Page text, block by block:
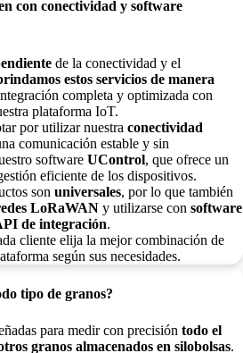
con conectividad y software
de la conectividad y el
estos servicios de manera
completa y optimizada con
plataforma IoT.
por utilizar nuestra conectividad
comunicación estable y sin
software UControl, que ofrece un
eficiente de los dispositivos.
son universales, por lo que también
LoRaWAN y utilizarse con software
de integración.
cliente elija la mejor combinación de
según sus necesidades.
tipo de granos?
para medir con precisión todo el
granos almacenados en silobolsas.